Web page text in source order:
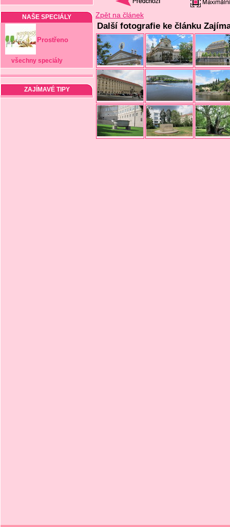
NAŠE SPECIÁLY
Prostřeno
všechny speciály
ZAJÍMAVÉ TIPY
Zpět na článek
Další fotografie ke článku